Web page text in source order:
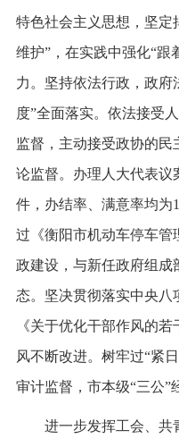
特色社会主义思想，坚定
维护”，在实践中强化“跟
力。坚持依法行政，政府
度”全面落实。依法接受
监督，主动接受政协的
论监督。办理人大代表议
件，办结率、满意率均为
过《衡阳市机动车停车管
政建设，与新任政府组成
态。坚决贯彻落实中央八
《关于优化干部作风的
风不断改进。树牢过“紧
审计监督，市本级“三公”
进一步发挥工会、共